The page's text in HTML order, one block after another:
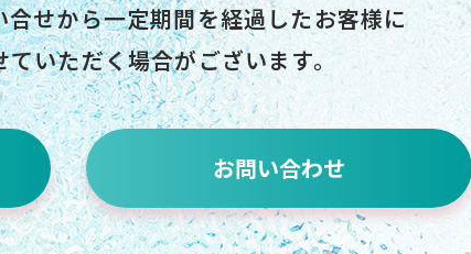
合せから一定期間を経過したお客様に
いただく場合がございます。
お問い合わせ